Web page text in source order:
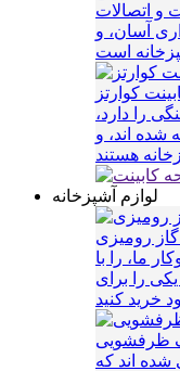
و اتصالات
آسان، و
کوارتز
را دارد،
شده اند، و
لوازم آشپزخانه
گاز رومیزی
ما، را با
یکی را برای
ظرفشویی
اند که